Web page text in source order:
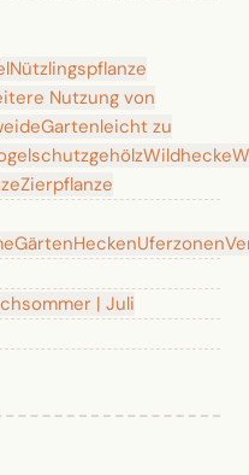
Nützlingspflanze
Nutzung von
Gartenleicht zu
Wildhecke
Zierpflanze
GärtenHeckenUferzonen
| Juli